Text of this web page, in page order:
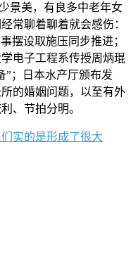
景美，有良多中老年女
常聊着聊着就会感伤：
摆设取施压同步推进；
电子工程系传授周炳琨
”；日本水产厅颁布发
的婚姻问题，以至有外
、节拍分明。
实的是形成了很大